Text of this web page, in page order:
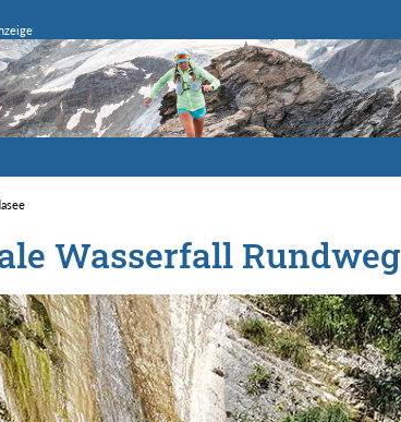
Wasserfall Rundweg